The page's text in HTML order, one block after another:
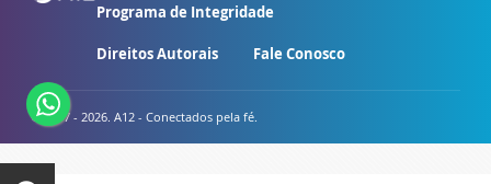
Programa de Integridade
Direitos Autorais Fale Conosco
© 2007 - 2026. A12 - Conectados pela fé.